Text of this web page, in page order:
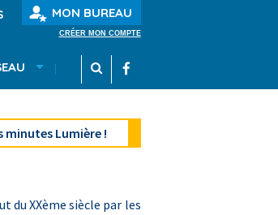
MON BUREAU
CRÉER MON COMPTE
minutes Lumière !
du XXème siècle par les